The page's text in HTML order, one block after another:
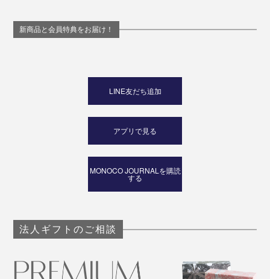
新商品と会員特典をお届け！
LINE友だち追加
アプリで見る
MONOCO JOURNALを購読
する
法人ギフトのご相談